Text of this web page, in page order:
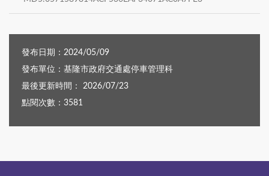
發布日期：2024/05/09
發布單位：基隆市政府交通處停車管理科
最後更新時間： 2026/07/23
點閱次數：3581